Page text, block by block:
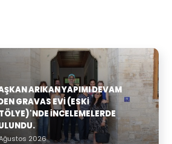
ARIKAN YAPIMI DEVAM
GRAVAS EVI (ESKI
İNCELEMELERDE
2026